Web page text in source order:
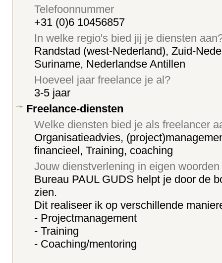
Telefoonnummer
+31 (0)6 10456857
In welke regio's bied jij je diensten
Randstad (west-Nederland), Zuid-
Suriname, Nederlandse Antillen
Hoeveel jaar freelance je al?
3-5 jaar
Freelance-diensten
Welke diensten bied je als freelancer
Organisatieadvies,
financieel, Training, coaching
Jouw dienstverlening in eigen woorden
Bureau PAUL GUDS helpt je door de
zien.
Dit realiseer ik op verschillende
- Projectmanagement
- Training
- Coaching/mentoring